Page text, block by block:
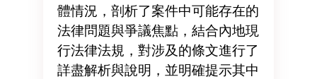
體情況，剖析了案件中可能存在的
法律問題與爭議焦點，結合內地現
行法律法規，對涉及的條文進行了
詳盡解析與說明，並明確提示其中